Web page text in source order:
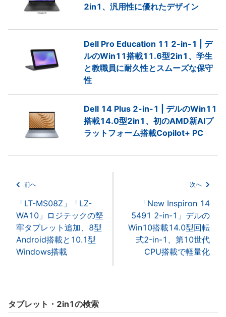
2in1、汎用性に優れたデザイン
Dell Pro Education 11 2-in-1 | デ
ルのWin11搭載11.6型2in1、学生
と教職員に耐久性とスムーズな保守
性
Dell 14 Plus 2-in-1 | デルのWin11
搭載14.0型2in1、初のAMD新AIプ
ラットフォーム搭載Copilot+ PC
前へ
「LT-MS08Z」「LZ-
WA10」ロジテックの堅
牢タブレット追加、8型
Android搭載と10.1型
Windows搭載
次へ
「New Inspiron 14
5491 2-in-1」デルの
Win10搭載14.0型回転
式2-in-1、第10世代
CPU搭載で軽量化
タブレット・2in1の検索